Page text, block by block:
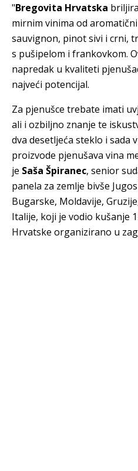
"Bregovita Hrvatska
mirnim vinima od
sauvignon, pinot sivi i crni,
s pušipelom i frankovkom.
napredak u kvaliteti
najveći potencijal.
Za pjenušce trebate imati
ali i ozbiljno znanje te
dva desetljeća steklo i sada
proizvode pjenušava vina
je Saša Špiranec, senior
panela za zemlje bivše
Bugarske, Moldavije,
Italije, koji je vodio kušanje
Hrvatske organizirano u